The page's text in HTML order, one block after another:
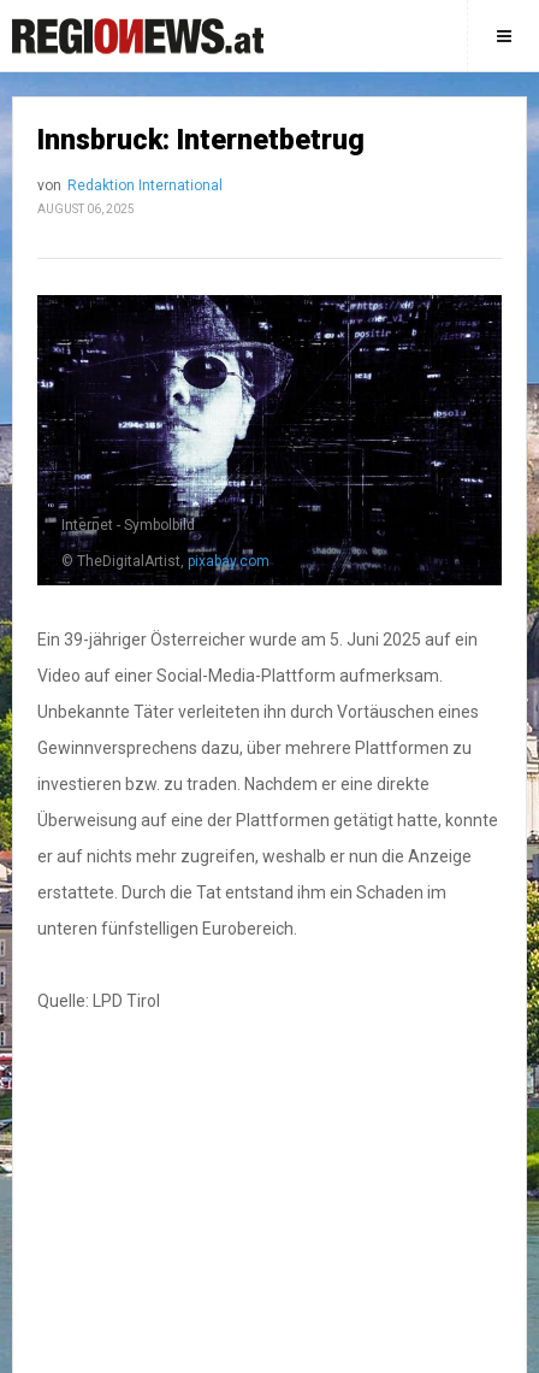
Innsbruck: Internetbetrug
von Redaktion International
AUGUST 06, 2025
Internet - Symbolbild
© TheDigitalArtist, pixabay.com
Ein 39-jähriger Österreicher wurde am 5. Juni 2025 auf ein
Video auf einer Social-Media-Plattform aufmerksam.
Unbekannte Täter verleiteten ihn durch Vortäuschen eines
Gewinnversprechens dazu, über mehrere Plattformen zu
investieren bzw. zu traden. Nachdem er eine direkte
Überweisung auf eine der Plattformen getätigt hatte, konnte
er auf nichts mehr zugreifen, weshalb er nun die Anzeige
erstattete. Durch die Tat entstand ihm ein Schaden im
unteren fünfstelligen Eurobereich.
Quelle: LPD Tirol